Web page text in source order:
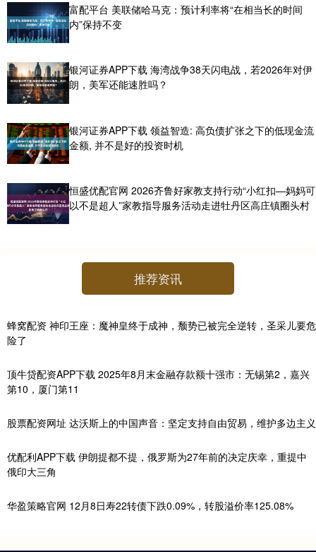
富配平台 美联储哈马克：预计利率将“在相当长的时间
内”保持不变
银河证券APP下载 海湾战争38天闪电战，若2026年对伊
朗，美军还能速胜吗？
银河证券APP下载 领益智造: 高负债扩张之下的低现金流
金额, 并不是好的投资时机
恒盛优配官网 2026齐鲁好家教支持行动“小红扣—妈妈可
以不是超人”家教指导服务活动走进牡丹区高庄镇圈头村
推荐资讯
蜂窝配资 神印王座：魔神皇终于成神，颓势已被完全逆转，圣采儿要危
险了
顶牛贷配资APP下载 2025年8月末金融存款额十强市：无锡第2，嘉兴
第10，厦门第11
股票配资网址 达沃斯上的中国声音：坚定支持自由贸易，维护多边主义
优配利APP下载 伊朗提都不提，俄罗斯为27年前的决定庆幸，重提中
俄印大三角
华盈策略官网 12月8日寿22转债下跌0.09%，转股溢价率125.08%